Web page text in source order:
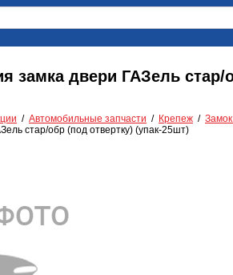
замка двери ГАЗель стар/
Автомобильные запчасти Крепеж
стар/обр (под отвертку) (упак-25шт)